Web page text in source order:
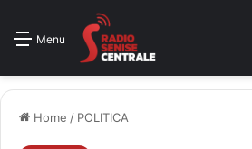
Menu
Home / POLITICA